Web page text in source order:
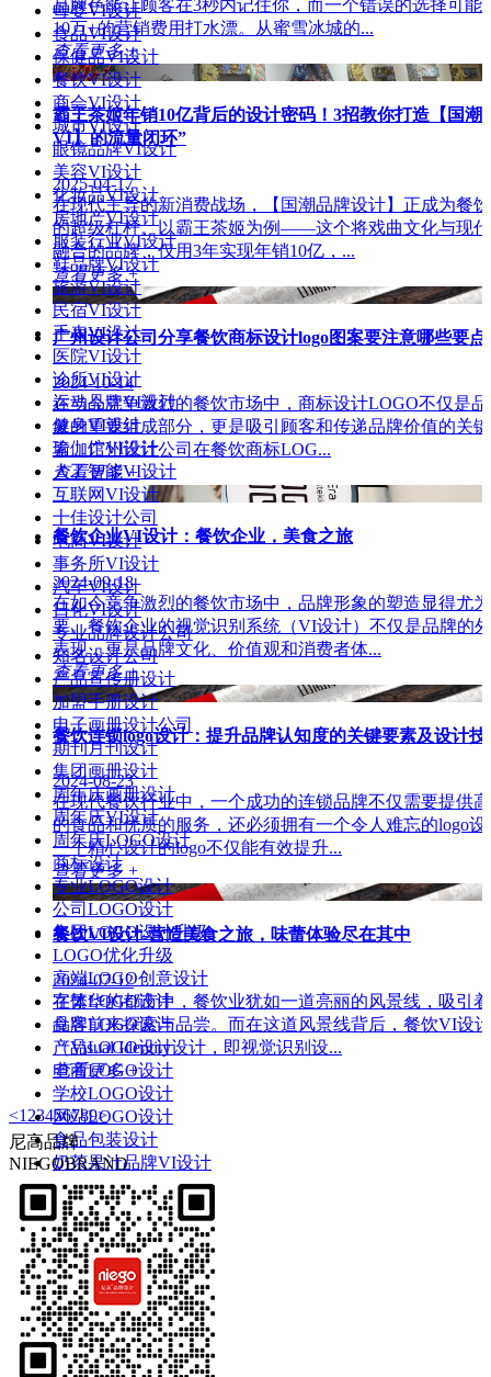
母婴VI设计
食品VI设计
保健品VI设计
餐饮VI设计
商会VI设计
城市VI设计
眼镜品牌VI设计
美容VI设计
化妆品VI设计
房地产VI设计
服装行业VI设计
鞋品牌VI设计
旅游VI设计
民宿VI设计
手表VI设计
医院VI设计
诊所VI设计
运动品牌VI设计
健身VI设计
瑜伽馆VI设计
人工智能VI设计
互联网VI设计
十佳设计公司
电商VI设计
事务所VI设计
汽车VI设计
日化VI设计
专业品牌设计公司
知名设计公司
产品宣传册设计
加盟手册设计
电子画册设计公司
期刊月刊设计
集团画册设计
周年庆画册设计
周年庆VI设计
周年庆LOGO设计
商标设计
专业LOGO设计
公司LOGO设计
集团LOGO设计升级
LOGO优化升级
高端LOGO创意设计
字体LOGO设计
品牌LOGO设计
产品LOGO设计
电商LOGO设计
学校LOGO设计
网站LOGO设计
食品包装设计
奶茶果汁品牌VI设计
深圳品牌策划
企业LOGO设计
茶饮包装设计
品牌画册设计
宣传画册设计
专业画册设计
高端画册设计
化妆品包装设计
汽车标志设计
品牌色能让顾客在3秒内记住你，而一个错误的选择可能
10万+的营销费用打水漂。从蜜雪冰城的...
查看更多 +
霸王茶姬年销10亿背后的设计密码！3招教你打造【国潮
VI】的流量闭环”
2025-04-17
在现代主导的新消费战场，【国潮品牌设计】正成为餐
的超级杠杆。以霸王茶姬为例——这个将戏曲文化与现
融合的品牌，仅用3年实现年销10亿，...
查看更多 +
广州设计公司分享餐饮商标设计logo图案要注意哪些要点
2024-10-14
在当今竞争激烈的餐饮市场中，商标设计LOGO不仅是
象的重要组成部分，更是吸引顾客和传递品牌价值的关
素。广州设计公司在餐饮商标LOG...
查看更多 +
餐饮企业VI设计：餐饮企业，美食之旅
2024-09-18
在如今竞争激烈的餐饮市场中，品牌形象的塑造显得尤
要。餐饮企业的视觉识别系统（VI设计）不仅是品牌的
表现，更是品牌文化、价值观和消费者体...
查看更多 +
餐饮连锁logo设计：提升品牌认知度的关键要素及设计技
2024-08-23
在现代餐饮行业中，一个成功的连锁品牌不仅需要提供
的食品和优质的服务，还必须拥有一个令人难忘的logo设
一个精心设计的logo不仅能有效提升...
查看更多 +
餐饮VI设计-营造美食之旅，味蕾体验尽在其中
2024-07-12
在繁华的都市中，餐饮业犹如一道亮丽的风景线，吸引
食客前来探索与品尝。而在这道风景线背后，餐饮VI设计
（Visual Identity设计，即视觉识别设...
查看更多 +
<1 23456789>
尼高品牌
NIEGOBRAND